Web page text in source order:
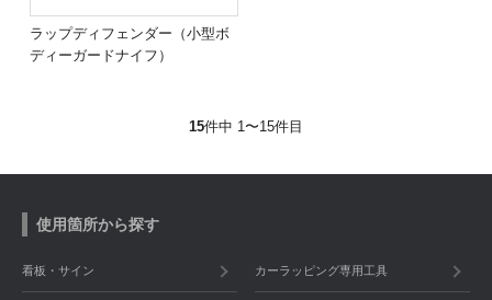
ラップディフェンダー（小型ボ
ディーガードナイフ）
15件中 1〜15件目
使用箇所から探す
看板・サイン カーラッピング専用工具